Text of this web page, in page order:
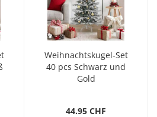
Weihnachtskugel-Set
40 pcs Schwarz und
Gold
44.95 CHF